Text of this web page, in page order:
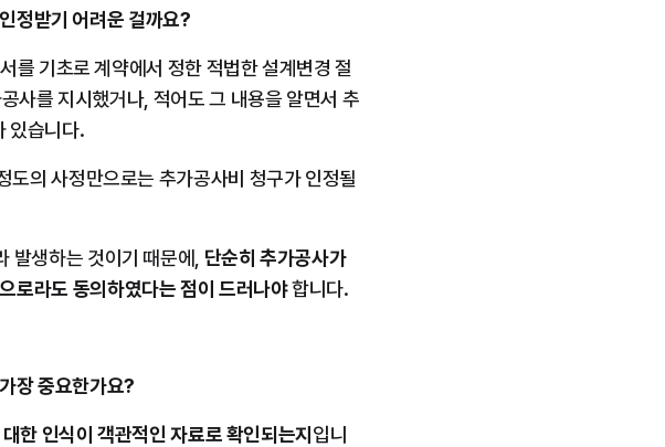
정받기 어려운 걸까요?
를 기초로 계약에서 정한 적법한 설계변경 절
사를 지시했거나, 적어도 그 내용을 알면서 추
있습니다.
도의 사정만으로는 추가공사비 청구가 인정될
발생하는 것이기 때문에, 단순히 추가공사가
로라도 동의하였다는 점이 드러나야 합니다.
장 중요한가요?
한 인식이 객관적인 자료로 확인되는지 입니